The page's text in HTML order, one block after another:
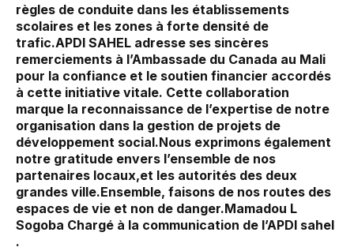
règles de conduite dans les établissements
scolaires et les zones à forte densité de
trafic.‎APDI SAHEL adresse ses sincères
remerciements à l’Ambassade du Canada au Mali
pour la confiance et le soutien financier accordés
à cette initiative vitale. Cette collaboration
marque la reconnaissance de l’expertise de notre
organisation dans la gestion de projets de
développement social.‎‎Nous exprimons également
notre gratitude envers l’ensemble de nos
partenaires locaux,et les autorités des deux
grandes ville.‎Ensemble, faisons de nos routes des
espaces de vie et non de danger.‎‎Mamadou L
Sogoba Chargé à la communication de l’APDI sahel
.